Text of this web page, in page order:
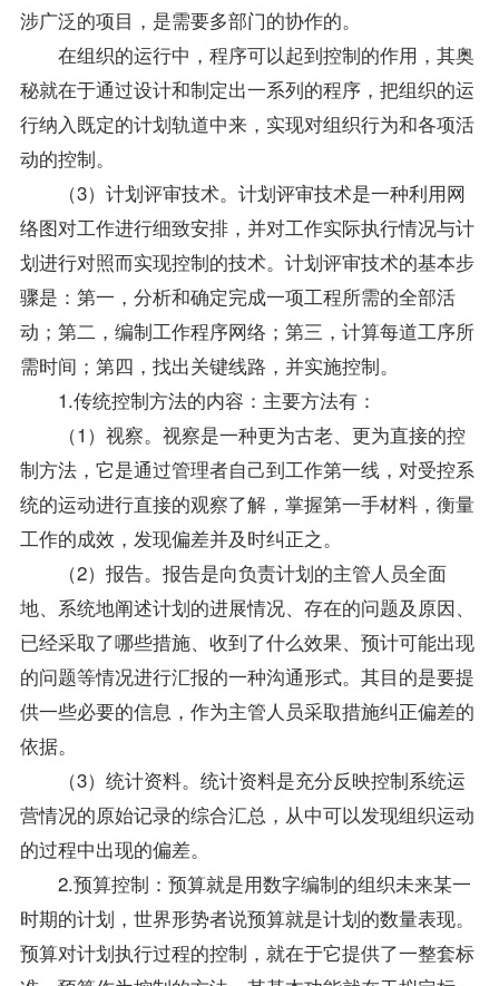
涉广泛的项目，是需要多部门的协作的。
在组织的运行中，程序可以起到控制的作用，其奥
秘就在于通过设计和制定出一系列的程序，把组织的运
行纳入既定的计划轨道中来，实现对组织行为和各项活
动的控制。
（3）计划评审技术。计划评审技术是一种利用网
络图对工作进行细致安排，并对工作实际执行情况与计
划进行对照而实现控制的技术。计划评审技术的基本步
骤是：第一，分析和确定完成一项工程所需的全部活
动；第二，编制工作程序网络；第三，计算每道工序所
需时间；第四，找出关键线路，并实施控制。
1.传统控制方法的内容：主要方法有：
（1）视察。视察是一种更为古老、更为直接的控
制方法，它是通过管理者自己到工作第一线，对受控系
统的运动进行直接的观察了解，掌握第一手材料，衡量
工作的成效，发现偏差并及时纠正之。
（2）报告。报告是向负责计划的主管人员全面
地、系统地阐述计划的进展情况、存在的问题及原因、
已经采取了哪些措施、收到了什么效果、预计可能出现
的问题等情况进行汇报的一种沟通形式。其目的是要提
供一些必要的信息，作为主管人员采取措施纠正偏差的
依据。
（3）统计资料。统计资料是充分反映控制系统运
营情况的原始记录的综合汇总，从中可以发现组织运动
的过程中出现的偏差。
2.预算控制：预算就是用数字编制的组织未来某一
时期的计划，世界形势者说预算就是计划的数量表现。
预算对计划执行过程的控制，就在于它提供了一整套标